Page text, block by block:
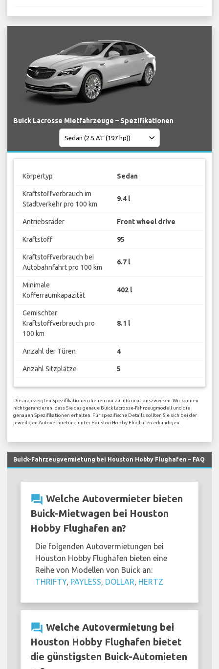
Buick Lacrosse Mietfahrzeuge – Spezifikationen
Körpertyp Sedan
Kraftstoffverbrauch im
Stadtverkehr pro 100 km
9.4 l
Antriebsräder Front wheel drive
Kraftstoff 95
Kraftstoffverbrauch bei
Autobahnfahrt pro 100 km
6.7 l
Minimale
Kofferraumkapazität
402 l
Gemischter
Kraftstoffverbrauch pro
100 km
8.1 l
Anzahl der Türen 4
Anzahl Sitzplätze 5
Die angezeigten Spezifikationen dienen nur zu Informationszwecken. Wir können
nicht garantieren, dass Sie das genaue Buick Lacrosse-Fahrzeugmodell und die
genauen Spezifikationen erhalten. Für spezifische Details sollten Sie sich bei der
jeweiligen Autovermietung unter Houston Hobby Flughafen erkundigen.
Buick-Fahrzeugvermietung bei Houston Hobby Flughafen – FAQ
question_answer Welche Autovermieter bieten
Buick-Mietwagen bei Houston
Hobby Flughafen an?
Die folgenden Autovermietungen bei
Houston Hobby Flughafen bieten eine
Reihe von Modellen von Buick an:
THRIFTY, PAYLESS, DOLLAR, HERTZ
question_answer Welche Autovermietung bei
Houston Hobby Flughafen bietet
die günstigsten Buick-Automieten